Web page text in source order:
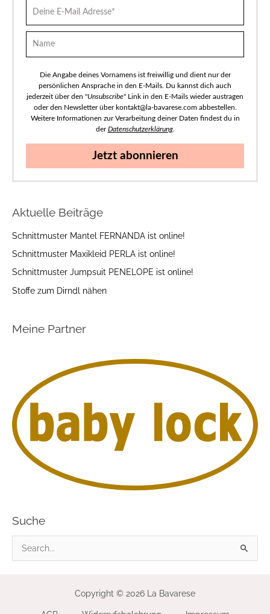
Die Angabe deines Vornamens ist freiwillig und dient nur der
persönlichen Ansprache in den E-Mails. Du kannst dich auch
jederzeit über den "Unsubscribe" Link in den E-Mails wieder austragen
oder den Newsletter über kontakt@la-bavarese.com abbestellen.
Weitere Informationen zur Verarbeitung deiner Daten findest du in
derDatenschutzerklärung.
Jetzt abonnieren
Aktuelle Beiträge
Schnittmuster Mantel FERNANDA ist online!
Schnittmuster Maxikleid PERLA ist online!
Schnittmuster Jumpsuit PENELOPE ist online!
Stoffe zum Dirndl nähen
Meine Partner
Suche
Copyright © 2026 La Bavarese